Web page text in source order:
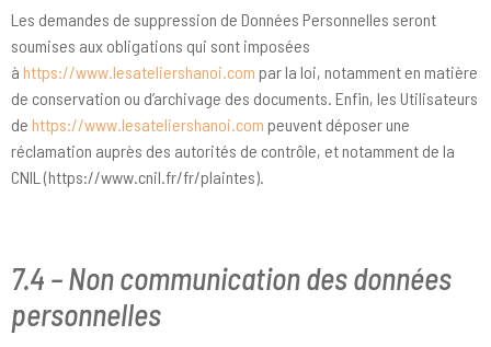
Les demandes de suppression de Données Personnelles seront
soumises aux obligations qui sont imposées
à https://www.lesateliershanoi.com par la loi, notamment en matière
de conservation ou d’archivage des documents. Enfin, les Utilisateurs
de https://www.lesateliershanoi.com peuvent déposer une
réclamation auprès des autorités de contrôle, et notamment de la
CNIL (https://www.cnil.fr/fr/plaintes).
7.4 – Non communication des données
personnelles